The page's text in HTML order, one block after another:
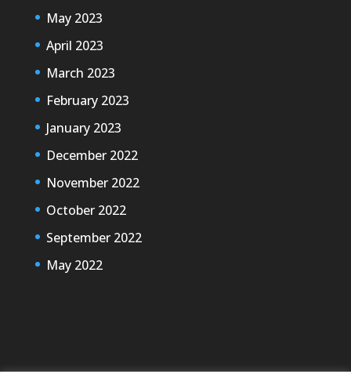
May 2023
April 2023
March 2023
February 2023
January 2023
December 2022
November 2022
October 2022
September 2022
May 2022